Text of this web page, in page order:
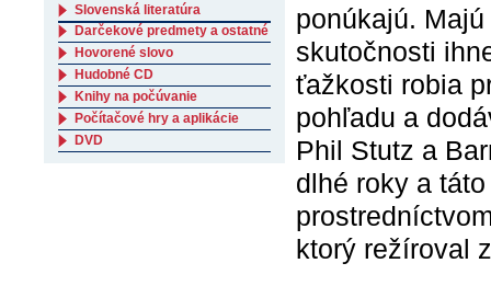
ponúkajú.
skutočnosti
ťažkosti robia
pohľadu a
Phil Stutz a
dlhé roky a
ktorý režíroval
Slovenská literatúra
Darčekové predmety a ostatné
Hovorené slovo
Hudobné CD
Knihy na počúvanie
Počítačové hry a aplikácie
DVD